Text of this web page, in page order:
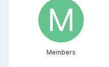
Members